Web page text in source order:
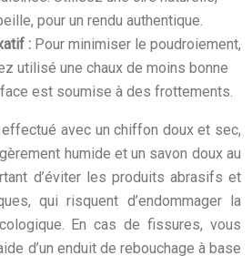
pour un rendu authentique.
: Pour minimiser le poudroiement,
utilisé une chaux de moins bonne
est soumise à des frottements.
avec un chiffon doux et sec,
humide et un savon doux au
d’éviter les produits abrasifs et
qui risquent d’endommager la
En cas de fissures, vous
d’un enduit de rebouchage à base